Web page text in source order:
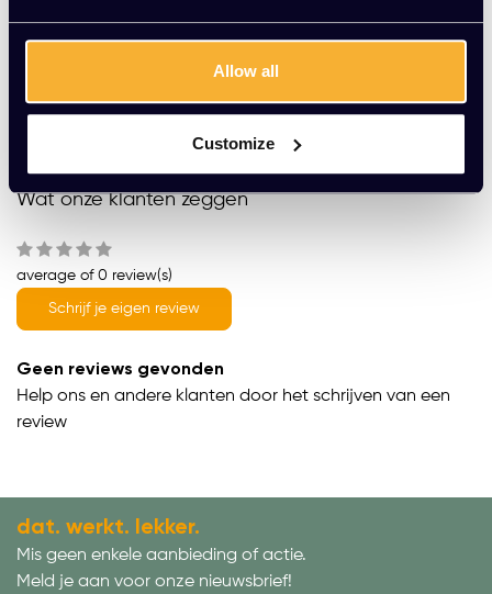
Allow all
Customize
Gratis montage
Meer dan 20 jaar ervaring
Productomschrijving
Wat onze klanten zeggen
average of 0 review(s)
Schrijf je eigen review
Geen reviews gevonden
Help ons en andere klanten door het schrijven van een
review
dat. werkt. lekker.
Mis geen enkele aanbieding of actie.
Meld je aan voor onze nieuwsbrief!